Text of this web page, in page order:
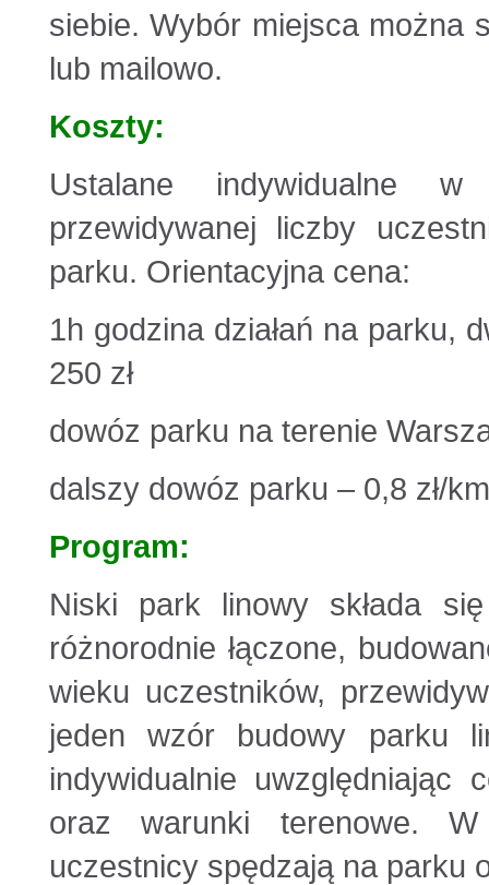
siebie. Wybór miejsca można
lub mailowo.
Koszty:
Ustalane indywidualne
przewidywanej liczby
parku. Orientacyjna cena:
1h godzina działań na parku,
250 zł
dowóz parku na terenie
dalszy dowóz parku – 0,8 zł/km
Program:
Niski park linowy składa
różnorodnie łączone,
wieku uczestników,
jeden wzór budowy parku
indywidualnie uwzględniając
oraz warunki terenowe.
uczestnicy spędzają na parku